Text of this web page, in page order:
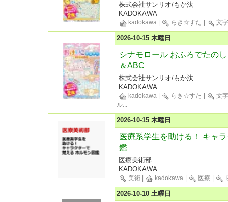
株式会社サンリオ/もか汰
KADOKAWA
kadokawa らき☆すた 文字
2026-10-15 木曜日
シナモロール おふろでたの
＆ABC
株式会社サンリオ/もか汰
KADOKAWA
kadokawa らき☆すた
文字
ル...
2026-10-15 木曜日
医療系学生を助ける！ キャ
鑑
医療美術部
KADOKAWA
美術 kadokawa 医療
2026-10-10 土曜日